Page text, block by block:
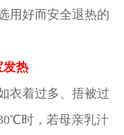
用好而安全退热的
热
着过多、捂被过
时，若母亲乳汁